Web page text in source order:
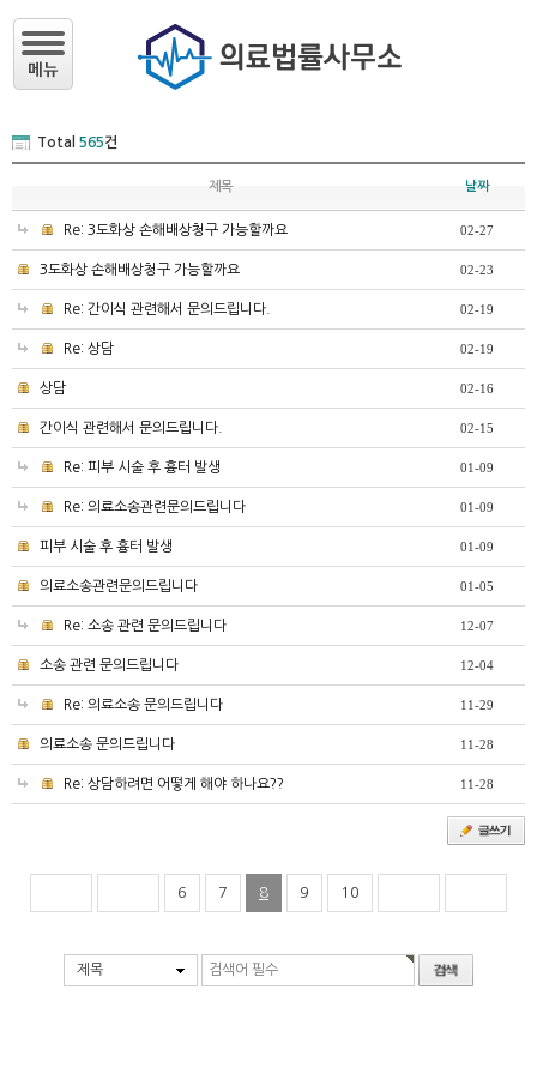
Total 565건
제목 날짜
Re: 3도화상 손해배상청구 가능할까요 02-27
3도화상 손해배상청구 가능할까요 02-23
Re: 간이식 관련해서 문의드립니다. 02-19
Re: 상담 02-19
상담 02-16
간이식 관련해서 문의드립니다. 02-15
Re: 피부 시술 후 흉터 발생 01-09
Re: 의료소송관련문의드립니다 01-09
피부 시술 후 흉터 발생 01-09
의료소송관련문의드립니다 01-05
Re: 소송 관련 문의드립니다 12-07
소송 관련 문의드립니다 12-04
Re: 의료소송 문의드립니다 11-29
의료소송 문의드립니다 11-28
Re: 상담하려면 어떻게 해야 하나요?? 11-28
6 7 8 9 10
제목